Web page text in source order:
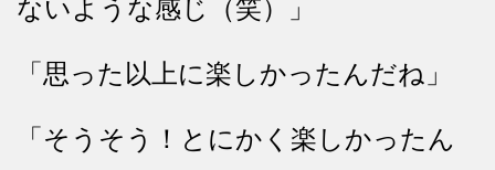
ないような感じ（笑）」
「思った以上に楽しかったんだね」
「そうそう！とにかく楽しかったん